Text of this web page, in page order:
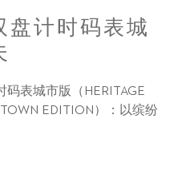
盘计时码表城
表城市版（HERITAGE
EDITION）：以缤纷